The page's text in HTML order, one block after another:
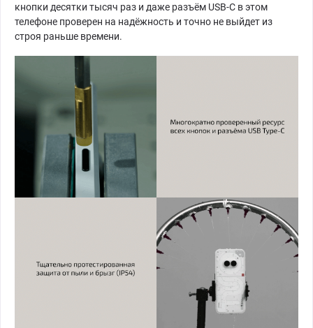
кнопки десятки тысяч раз и даже разъём USB-C в этом
телефоне проверен на надёжность и точно не выйдет из
строя раньше времени.